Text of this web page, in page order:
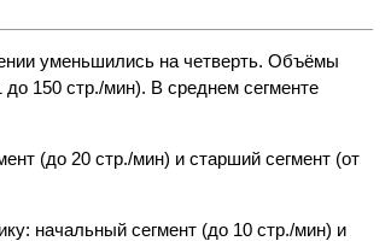
уменьшились на четверть. Объёмы
до 150 стр./мин). В среднем сегменте
(до 20 стр./мин) и старший сегмент (от
начальный сегмент (до 10 стр./мин) и